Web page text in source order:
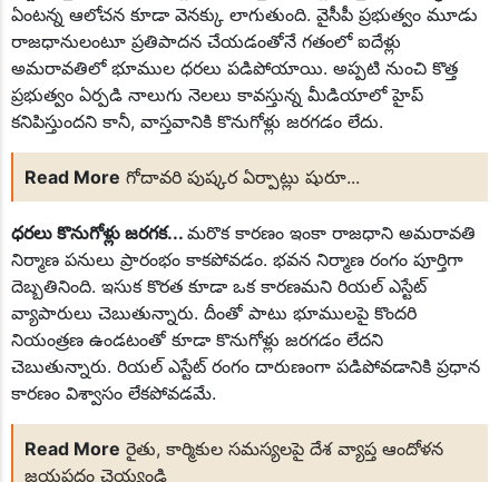
ఏంటన్న ఆలోచన కూడా వెనక్కు లాగుతుంది. వైసీపీ ప్రభుత్వం మూడు
రాజధానులంటూ ప్రతిపాదన చేయడంతోనే గతంలో ఐదేళ్లు
అమరావతిలో భూముల ధరలు పడిపోయాయి. అప్పటి నుంచి కొత్త
ప్రభుత్వం ఏర్పడి నాలుగు నెలలు కావస్తున్న మీడియాలో హైప్
కనిపిస్తుందని కానీ, వాస్తవానికి కొనుగోళ్లు జరగడం లేదు.
Read More గోదావరి పుష్కర ఏర్పాట్లు షురూ...
ధరలు కొనుగోళ్లు జరగక... మరొక కారణం ఇంకా రాజధాని అమరావతి
నిర్మాణ పనులు ప్రారంభం కాకపోవడం. భవన నిర్మాణ రంగం పూర్తిగా
దెబ్బతినింది. ఇసుక కొరత కూడా ఒక కారణమని రియల్ ఎస్టేట్
వ్యాపారులు చెబుతున్నారు. దీంతో పాటు భూములపై కొందరి
నియంత్రణ ఉండటంతో కూడా కొనుగోళ్లు జరగడం లేదని
చెబుతున్నారు. రియల్ ఎస్టేట్ రంగం దారుణంగా పడిపోవడానికి ప్రధాన
కారణం విశ్వాసం లేకపోవడమే.
Read More రైతు, కార్మికుల సమస్యలపై దేశ వ్యాప్త ఆందోళన
జయప్రదం చెయ్యండి